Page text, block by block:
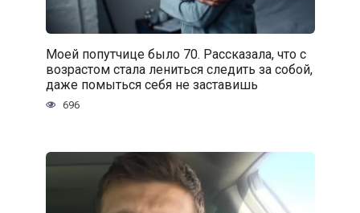
Моей попутчице было 70. Рассказала, что с
возрастом стала лениться следить за собой,
даже помыться себя не заставишь
696